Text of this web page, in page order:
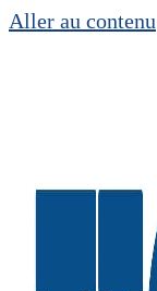
Aller au contenu